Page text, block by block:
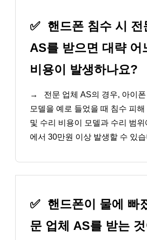
✅ 핸드폰 침수 시 전
AS를 받으면 대략 어
비용이 발생하나요?
→
전문 업체 AS의 경우, 아이
모델을 예로 들었을 때 침수 피해
및 수리 비용이 모델과 수리 범위
에서 30만원 이상 발생할 수 있
✅ 핸드폰이 물에 빠
문 업체 AS를 받는 것